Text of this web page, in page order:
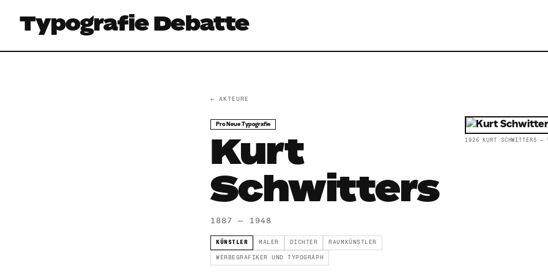
Typografie Debatte
← AKTEURE
Pro Neue Typografie
Kurt
Schwitters
1887 — 1948
KÜNSTLER MALER DICHTER RAUMKÜNSTLER
WERBEGRAFIKER UND TYPOGRAPH
1926 KURT SCHWITTERS —